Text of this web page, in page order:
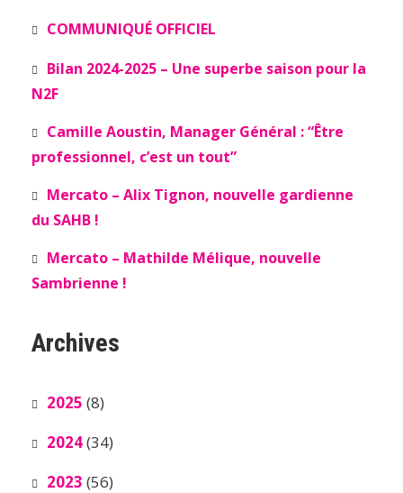
COMMUNIQUÉ OFFICIEL
Bilan 2024-2025 – Une superbe saison pour la
N2F
Camille Aoustin, Manager Général : “Être
professionnel, c’est un tout”
Mercato – Alix Tignon, nouvelle gardienne
du SAHB !
Mercato – Mathilde Mélique, nouvelle
Sambrienne !
Archives
2025 (8)
2024(34)
2023 (56)